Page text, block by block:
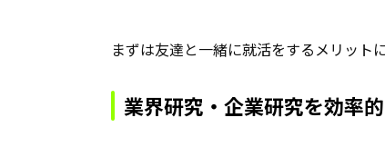
まずは友達と一緒に就活をするメリット
業界研究・企業研究を効率